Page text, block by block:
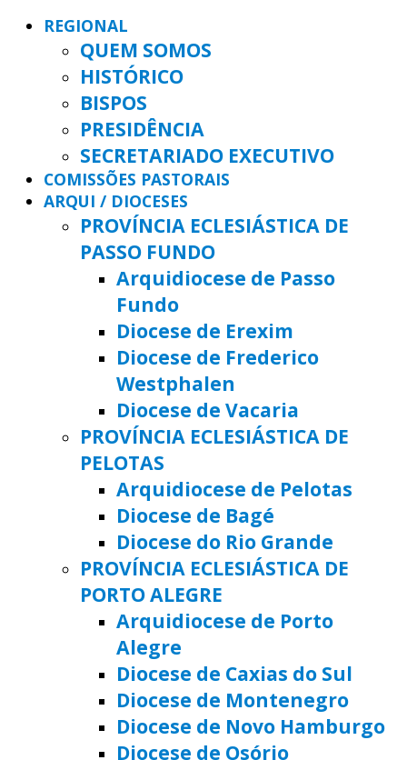
REGIONAL
QUEM SOMOS
HISTÓRICO
BISPOS
PRESIDÊNCIA
SECRETARIADO EXECUTIVO
COMISSÕES PASTORAIS
ARQUI / DIOCESES
PROVÍNCIA ECLESIÁSTICA DE
PASSO FUNDO
Arquidiocese de Passo
Fundo
Diocese de Erexim
Diocese de Frederico
Westphalen
Diocese de Vacaria
PROVÍNCIA ECLESIÁSTICA DE
PELOTAS
Arquidiocese de Pelotas
Diocese de Bagé
Diocese do Rio Grande
PROVÍNCIA ECLESIÁSTICA DE
PORTO ALEGRE
Arquidiocese de Porto
Alegre
Diocese de Caxias do Sul
Diocese de Montenegro
Diocese de Novo Hamburgo
Diocese de Osório